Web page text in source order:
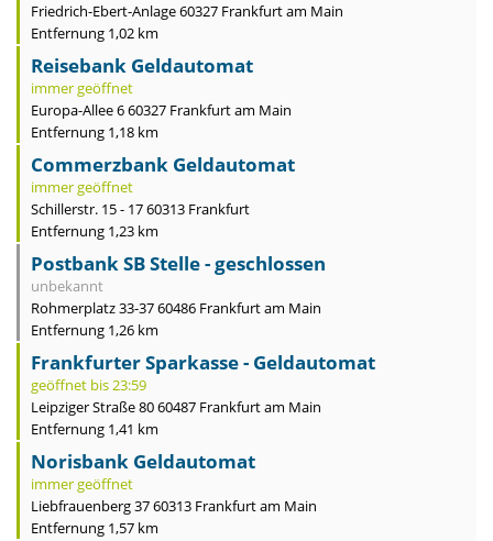
Friedrich-Ebert-Anlage 60327 Frankfurt am Main
Entfernung 1,02 km
Reisebank Geldautomat
immer geöffnet
Europa-Allee 6 60327 Frankfurt am Main
Entfernung 1,18 km
Commerzbank Geldautomat
immer geöffnet
Schillerstr. 15 - 17 60313 Frankfurt
Entfernung 1,23 km
Postbank SB Stelle - geschlossen
unbekannt
Rohmerplatz 33-37 60486 Frankfurt am Main
Entfernung 1,26 km
Frankfurter Sparkasse - Geldautomat
geöffnet bis 23:59
Leipziger Straße 80 60487 Frankfurt am Main
Entfernung 1,41 km
Norisbank Geldautomat
immer geöffnet
Liebfrauenberg 37 60313 Frankfurt am Main
Entfernung 1,57 km